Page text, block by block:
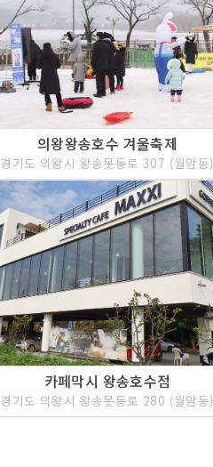
의왕왕송호수 겨울축제
경기도 의왕시 왕송못동로 307 (월암동)
카페막시 왕송호수점
경기도 의왕시 왕송못동로 280 (월암동)